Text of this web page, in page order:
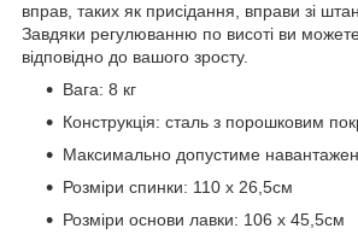
вправ, таких як присідання, вправи зі
Завдяки регулюванню по висоті ви
відповідно до вашого зросту.
Вага: 8 кг
Конструкція: сталь з порошковим
Максимально допустиме
Розміри спинки: 110 x 26,5см
Розміри основи лавки: 106 х 45,5см